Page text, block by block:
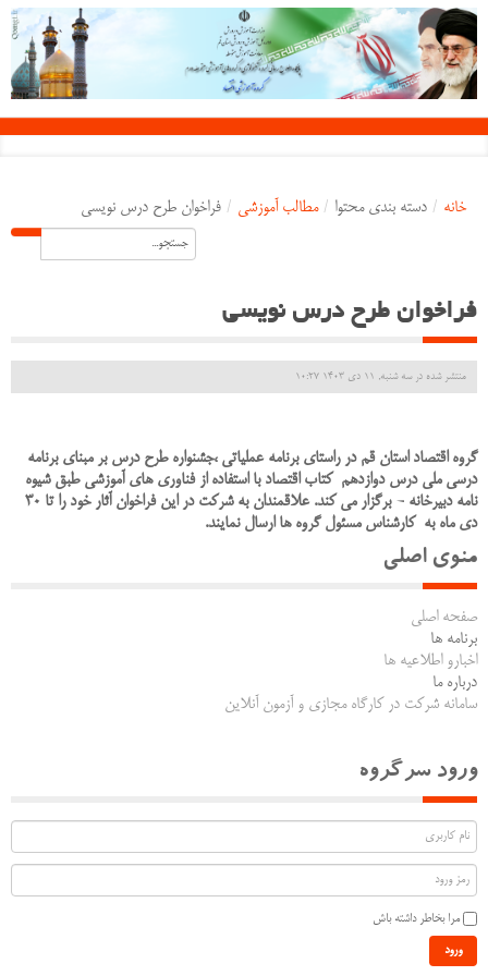
خانه / دسته بندی محتوا / مطالب آموزشی / فراخوان طرح درس نویسی
فراخوان طرح درس نویسی
منتشر شده در سه شنبه, 11 دی 1403 10:27
گروه اقتصاد استان قم در راستای برنامه عملیاتی ،جشنواره طرح درس بر مبنای برنامه
درسی ملی درس دوازدهم کتاب اقتصاد با استفاده از فناوری های آموزشی طبق شیوه
نامه دبیرخانه - برگزار می کند. علاقمندان به شرکت در این فراخوان آثار خود را تا 30
دی ماه به کارشناس مسئول گروه ها ارسال نمایند.
منوی اصلی
صفحه اصلی
برنامه ها
اخبارو اطلاعیه ها
درباره ما
سامانه شرکت در کارگاه مجازی و آزمون آنلاین
ورود سرگروه
مرا بخاطر داشته باش
ورود